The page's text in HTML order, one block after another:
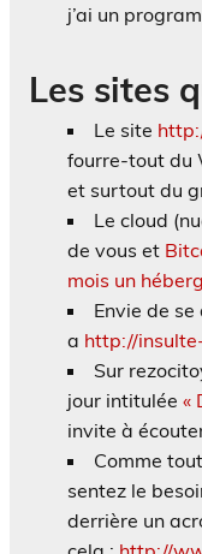
j’ai un
Les sites
Le site
fourre-tout du
et surtout du
Le cloud
de vous et
mois un
Envie de
a http://
Sur
jour intitulée «
invite à
Comme
sentez le
derrière un